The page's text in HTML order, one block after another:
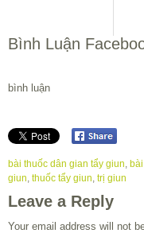
Bình Luận
bình luận
bài thuốc dân gian tẩy giun
giun thuốc tẩy giun trị giun
Leave a Reply
Your email address will not